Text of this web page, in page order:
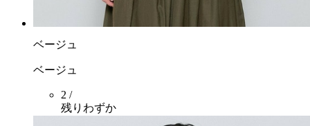
ベージュ
ベージュ
2 /
残りわずか